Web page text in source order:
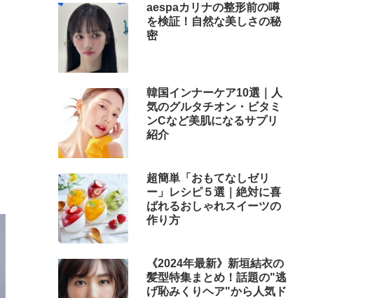
aespaカリナの整形前の噂
を検証！自然な美しさの秘
密
韓国インナーケア10選｜人
気のグルタチオン・ビタミ
ンCなど美肌になるサプリ
紹介
超簡単「おもてなしゼリ
ー」レシピ５選｜絶対に喜
ばれるおしゃれスイーツの
作り方
《2024年最新》新垣結衣の
髪型特集まとめ！話題の"逃
げ恥みくりヘア"から人気ド